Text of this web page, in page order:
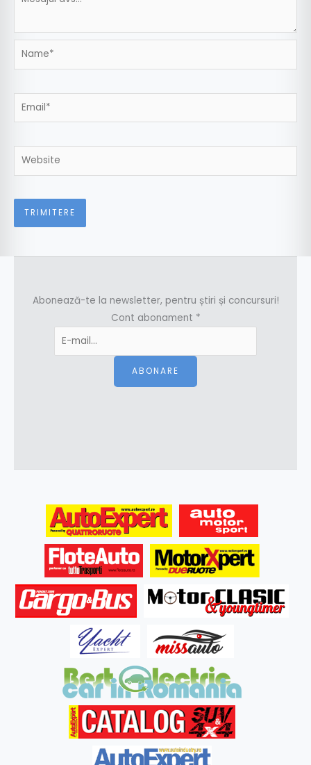
Name*
Email*
Website
Abonează-te la newsletter, pentru știri și concursuri!
Cont abonament *
ABONARE